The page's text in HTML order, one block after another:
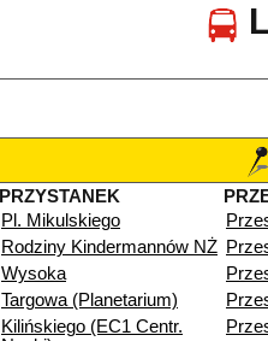
PRZYSTANEK
Pl. Mikulskiego
Rodziny Kindermannów NŻ
Wysoka
Targowa (Planetarium)
Kilińskiego (EC1 Centr.